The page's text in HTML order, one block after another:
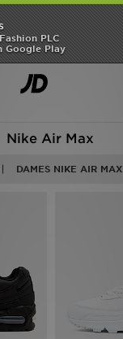
PLC
Google Play
Nike Air Max
DAMES NIKE AIR MAX